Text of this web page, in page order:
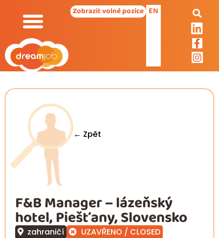
Zobrazit volné pozice EN
← Zpět
F&B Manager – lázeňský
hotel, Piešťany, Slovensko
zahraničí
UZAVŘENO / CLOSED